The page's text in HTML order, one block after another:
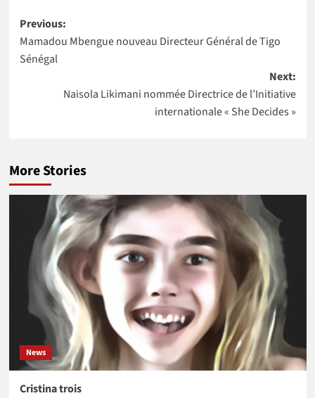
remportent
l’Africa Food
Prize 2020
Nations Unies
Post
navigation
Previous:
Mamadou Mbengue nouveau Directeur Général de Tigo
Sénégal
Next:
Naisola Likimani nommée Directrice de l’Initiative
internationale « She Decides »
More Stories
News
Cristina trois